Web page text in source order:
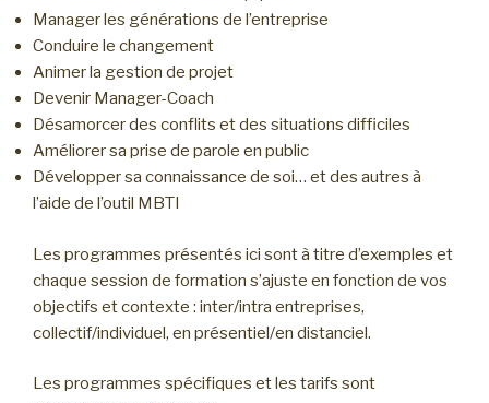
Manager les générations de l’entreprise
Conduire le changement
Animer la gestion de projet
Devenir Manager-Coach
Désamorcer des conflits et des situations difficiles
Améliorer sa prise de parole en public
Développer sa connaissance de soi… et des autres à
l’aide de l’outil MBTI
Les programmes présentés ici sont à titre d’exemples et
chaque session de formation s’ajuste en fonction de vos
objectifs et contexte : inter/intra entreprises,
collectif/individuel, en présentiel/en distanciel.
Les programmes spécifiques et les tarifs sont